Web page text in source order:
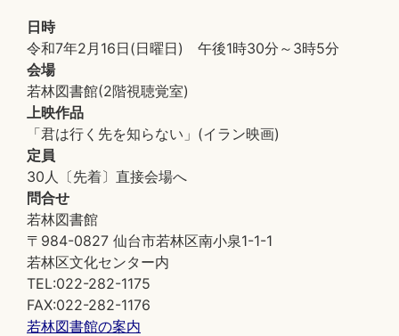
日時
令和7年2月16日(日曜日) 午後1時30分～3時5分
会場
若林図書館(2階視聴覚室)
上映作品
「君は行く先を知らない」(イラン映画)
定員
30人〔先着〕直接会場へ
問合せ
若林図書館
〒984-0827 仙台市若林区南小泉1-1-1
若林区文化センター内
TEL:022-282-1175
FAX:022-282-1176
若林図書館の案内